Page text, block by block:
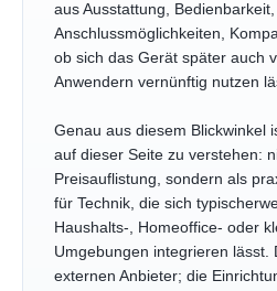
aus Ausstattung, Bedienbarkeit,
Anschlussmöglichkeiten,
ob sich das Gerät später auch
Anwendern vernünftig nutzen
Genau aus diesem Blickwinkel
auf dieser Seite zu verstehen:
Preisauflistung, sondern als
für Technik, die sich
Haushalts-, Homeoffice- oder
Umgebungen integrieren lässt.
externen Anbieter; die